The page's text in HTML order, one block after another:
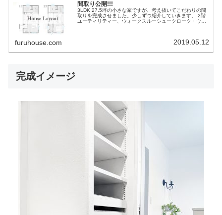
間取り公開!!!
3LDK 27.5坪の小さな家ですが、考え抜いてこだわりの間
取りを完成させました。少しずつ紹介していきます。 2階
ユーティリティー、ウォークスルーシュークローク・ウォ
furuhouse.com 2019.05.12
完成イメージ